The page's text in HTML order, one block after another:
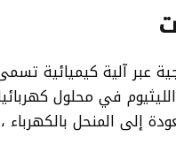
الليثيوم في محلول